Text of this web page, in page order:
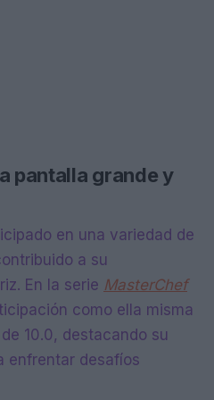
pantalla grande y
en una variedad de
a su
En la serie MasterChef
como ella misma
10.0, destacando su
enfrentar desafíos